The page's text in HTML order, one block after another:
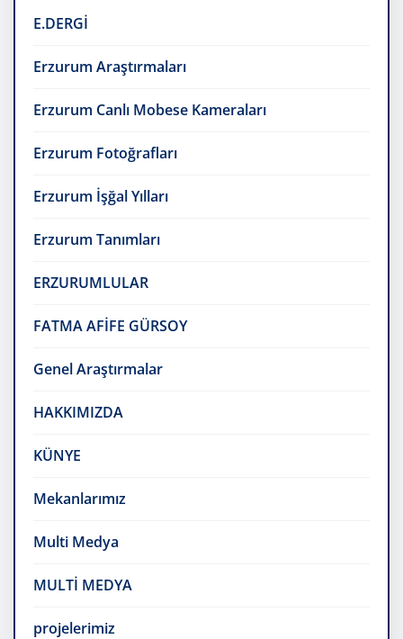
E.DERGİ
Erzurum Araştırmaları
Erzurum Canlı Mobese Kameraları
Erzurum Fotoğrafları
Erzurum İşğal Yılları
Erzurum Tanımları
ERZURUMLULAR
FATMA AFİFE GÜRSOY
Genel Araştırmalar
HAKKIMIZDA
KÜNYE
Mekanlarımız
Multi Medya
MULTİ MEDYA
projelerimiz